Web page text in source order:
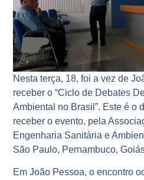
Nesta terça, 18, foi a vez de
receber o “Ciclo de Debates
Ambiental no Brasil”. Este é o
receber o evento, pela
Engenharia Sanitária e
São Paulo, Pernambuco,
Em João Pessoa, o encontro